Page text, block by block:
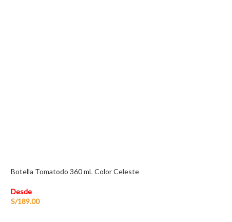
Botella Tomatodo 360 mL Color Celeste
Desde
S/189.00